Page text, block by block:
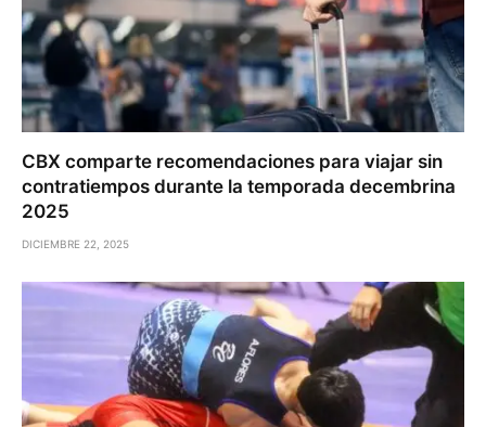
CBX comparte recomendaciones para viajar sin
contratiempos durante la temporada decembrina
2025
DICIEMBRE 22, 2025